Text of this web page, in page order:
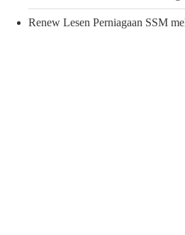
Renew Lesen Perniagaan SSM